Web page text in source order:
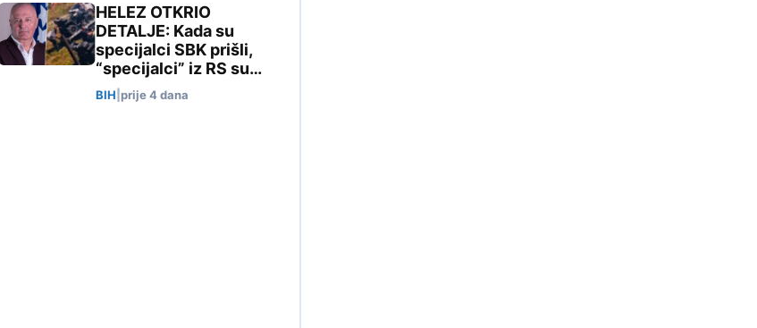
HELEZ OTKRIO
DETALJE: Kada su
specijalci SBK prišli,
“specijalci” iz RS su…
BIH prije 4 dana